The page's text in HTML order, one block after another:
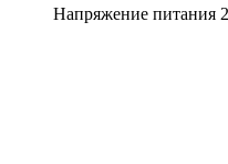
Напряжение питания